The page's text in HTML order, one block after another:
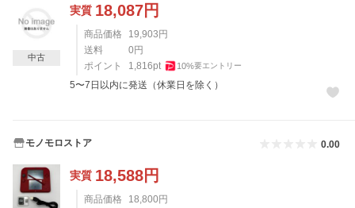
実質 18,087円
商品価格 19,903円
送料
0円
ポイント
1,816pt 10%要エントリー
5〜7日以内に発送（休業日を除く）
中古
モノモロストア 0.00
実質 18,588円
商品価格 18,800円